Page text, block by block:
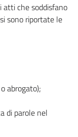
atti che soddisfano
sono riportate le
abrogato);
di parole nel